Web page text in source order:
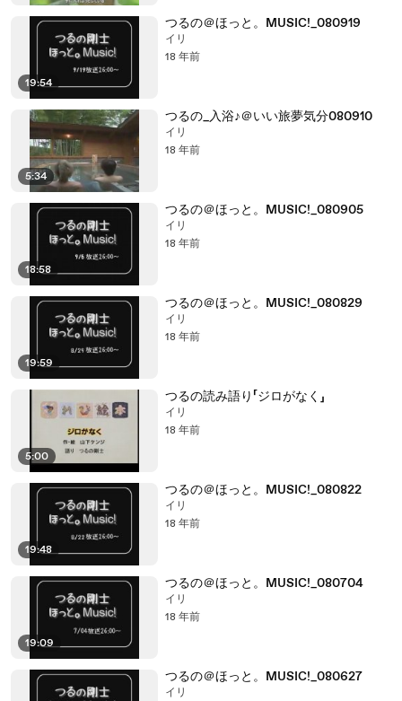
19:54
つるの＠ほっと。MUSIC!_080919
イリ
18 年前
5:34
つるの_入浴♪＠いい旅夢気分080910
イリ
18 年前
18:58
つるの＠ほっと。MUSIC!_080905
イリ
18 年前
19:59
つるの＠ほっと。MUSIC!_080829
イリ
18 年前
5:00
つるの読み語り「ジロがなく」
イリ
18 年前
19:48
つるの＠ほっと。MUSIC!_080822
イリ
18 年前
19:09
つるの＠ほっと。MUSIC!_080704
イリ
18 年前
つるの＠ほっと。MUSIC!_080627
イリ